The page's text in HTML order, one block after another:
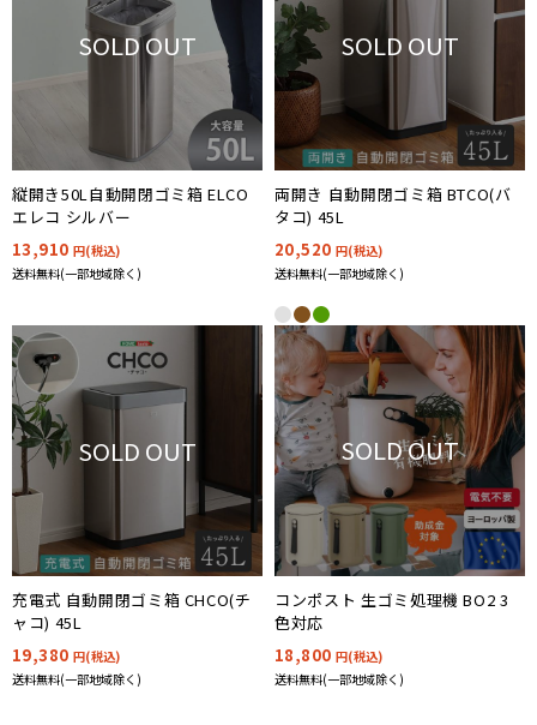
SOLD OUT
縦開き50L自動開閉ゴミ箱 ELCO
エレコ シルバー
13,910 円(税込)
送料無料(一部地域除く)
SOLD OUT
両開き 自動開閉ゴミ箱 BTCO(バ
タコ) 45L
20,520 円(税込)
送料無料(一部地域除く)
SOLD OUT
充電式 自動開閉ゴミ箱 CHCO(チ
ャコ) 45L
19,380 円(税込)
送料無料(一部地域除く)
SOLD OUT
コンポスト 生ゴミ処理機 BO2 3
色対応
18,800 円(税込)
送料無料(一部地域除く)